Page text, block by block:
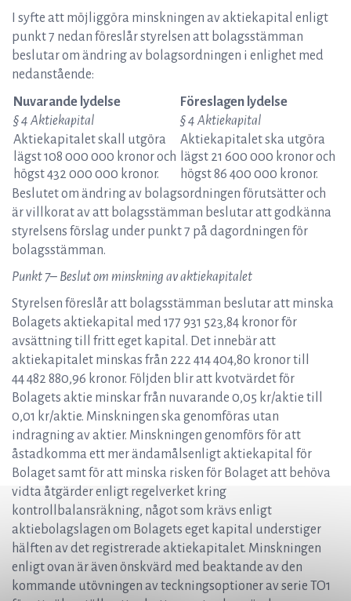
I syfte att möjliggöra minskningen av aktiekapital enligt
punkt 7 nedan föreslår styrelsen att bolagsstämman
beslutar om ändring av bolagsordningen i enlighet med
nedanstående:
Nuvarande lydelse
Föreslagen lydelse
§ 4 Aktiekapital
§ 4 Aktiekapital
Aktiekapitalet skall utgöra
lägst 108 000 000 kronor och
högst 432 000 000 kronor.
Aktiekapitalet ska utgöra
lägst 21 600 000 kronor och
högst 86 400 000 kronor.
Beslutet om ändring av bolagsordningen förutsätter och
är villkorat av att bolagsstämman beslutar att godkänna
styrelsens förslag under punkt 7 på dagordningen för
bolagsstämman.
Punkt 7– Beslut om minskning av aktiekapitalet
Styrelsen föreslår att bolagsstämman beslutar att minska
Bolagets aktiekapital med 177 931 523,84 kronor för
avsättning till fritt eget kapital. Det innebär att
aktiekapitalet minskas från 222 414 404,80 kronor till
44 482 880,96 kronor. Följden blir att kvotvärdet för
Bolagets aktie minskar från nuvarande 0,05 kr/aktie till
0,01 kr/aktie. Minskningen ska genomföras utan
indragning av aktier. Minskningen genomförs för att
åstadkomma ett mer ändamålsenligt aktiekapital för
Bolaget samt för att minska risken för Bolaget att behöva
vidta åtgärder enligt regelverket kring
kontrollbalansräkning, något som krävs enligt
aktiebolagslagen om Bolagets eget kapital understiger
hälften av det registrerade aktiekapitalet. Minskningen
enligt ovan är även önskvärd med beaktande av den
kommande utövningen av teckningsoptioner av serie TO1